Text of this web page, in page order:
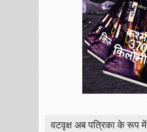
वटवृक्ष अब पत्रिका के रूप में